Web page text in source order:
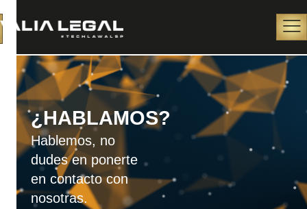
¿HABLAMOS?
Hablemos, no
dudes en ponerte
en contacto con
nosotras.